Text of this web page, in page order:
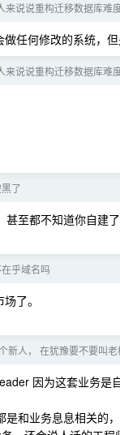
来说说重构迁移数据库难
任何修改的系统，
来说说重构迁移数据库难
了
甚至都不知道你自建
乎域名吗
了。
新人， 在犹豫要不要叫
因为这套业务是
和业务息息相关的